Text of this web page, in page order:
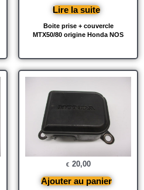
Boite prise + couvercle
MTX50/80 origine Honda NOS
Lire la suite
€ 20,00
Ajouter au panier